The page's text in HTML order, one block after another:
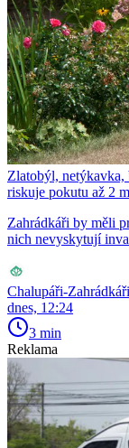
Zlatobýl, netýkavka,
riskuje pokutu až 2
Zahrádkáři by měli
nich nevyskytují
Chalupáři-Zahrádkáři
dnes, 12:24
3 min
Reklama